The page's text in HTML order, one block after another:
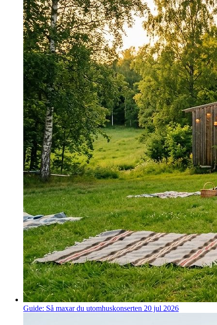
Guide: Så maxar du utomhuskonserten 20 jul 2026